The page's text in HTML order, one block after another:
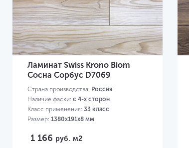
Ламинат Swiss Krono Biom
Сосна Сорбус D7069
Страна производства: Россия
Наличие фаски: с 4-х сторон
Класс применения: 33 класс
Размер: 1380х191х8 мм
1 166 руб. м2